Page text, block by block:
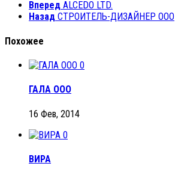
Вперед ALCEDO LTD.
Назад СТРОИТЕЛЬ-ДИЗАЙНЕР ООО
Похожее
0
ГАЛА ООО
16 Фев, 2014
0
ВИРА